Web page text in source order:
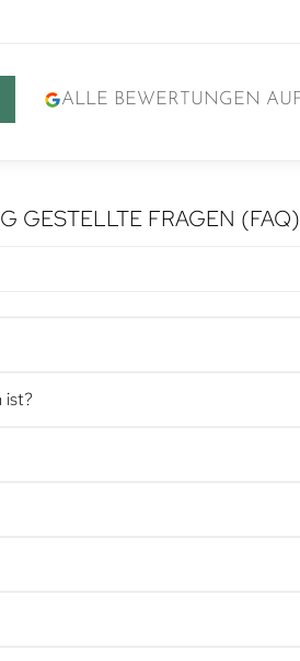
ALLE BEWERTUNGEN
GESTELLTE FRAGEN (FAQ)
ist?